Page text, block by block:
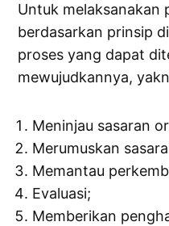
Untuk melaksanakan
berdasarkan prinsip
proses yang dapat
mewujudkannya,
Meninjau sasaran
Merumuskan
Memantau
Evaluasi;
Memberikan